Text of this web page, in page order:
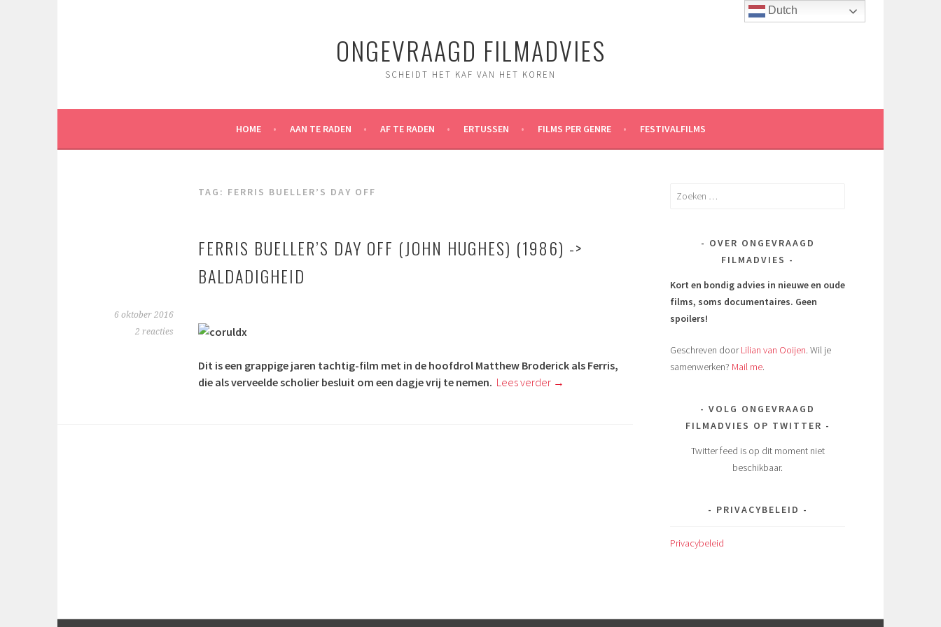
ONGEVRAAGD FILMADVIES
SCHEIDT HET KAF VAN HET KOREN
HOME AAN TE RADEN AF TE RADEN ERTUSSEN FILMS PER GENRE FESTIVALFILMS
TAG: FERRIS BUELLER’S DAY OFF
FERRIS BUELLER’S DAY OFF (JOHN HUGHES) (1986) ->
BALDADIGHEID
6 oktober 2016
2 reacties
Dit is een grappige jaren tachtig-film met in de hoofdrol Matthew Broderick als Ferris,
die als verveelde scholier besluit om een dagje vrij te nemen. Lees verder →
Zoeken
OVER ONGEVRAAGD
FILMADVIES
Kort en bondig advies in nieuwe en oude
films, soms documentaires. Geen
spoilers!
Geschreven doorLilian van Ooijen. Wil je
samenwerken? Mail me.
VOLG ONGEVRAAGD
FILMADVIES OP TWITTER
Twitter feed is op dit moment niet
beschikbaar.
PRIVACYBELEID
Privacybeleid
Dutch